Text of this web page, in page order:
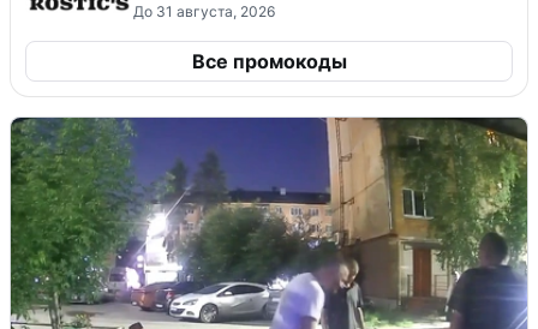
До 31 августа, 2026
Все промокоды